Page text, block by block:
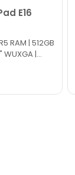
E16
RAM | 512GB
WUXGA |